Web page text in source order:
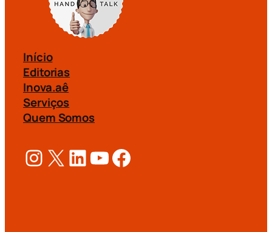
Início
Editorias
Inova.aê
Serviços
Quem Somos
Instagram X LinkedIn Youtube Facebook